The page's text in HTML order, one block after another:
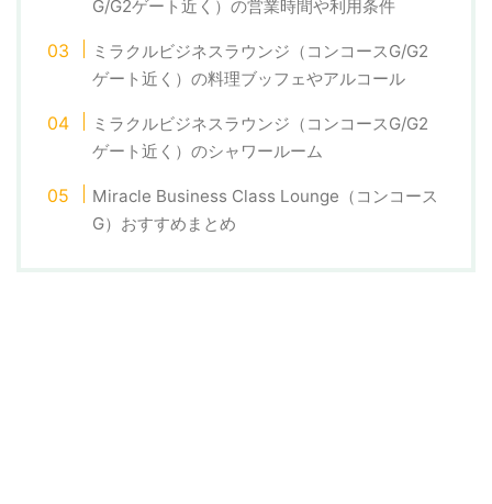
G/G2ゲート近く）の営業時間や利用条件
ミラクルビジネスラウンジ（コンコースG/G2
ゲート近く）の料理ブッフェやアルコール
ミラクルビジネスラウンジ（コンコースG/G2
ゲート近く）のシャワールーム
Miracle Business Class Lounge（コンコース
G）おすすめまとめ